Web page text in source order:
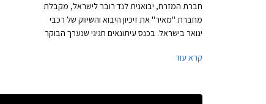
חברת המזרח, יבואנית לנד רובר לישראל, מקבלת
מחברת ''מאיר'' את זיכיון היבוא והשיווק של רכבי
יגואר בישראל. בכנס עיתונאים חגיגי שנערך הבוקר
השיווק החדשים בהם ינקוט על מנת להגדיל את נפח
קרא עוד